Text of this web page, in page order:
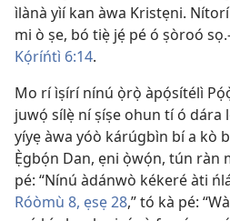
ìlànà yìí kan àwa Kristẹni.
mi ò ṣe, bó tiẹ̀ jẹ́ pé ó ṣòroó
Kọ́ríńtì 6:14.
Mo rí ìṣírí nínú ọ̀rọ̀ àpọ́sítélì
juwọ́ sílẹ̀ ní ṣíṣe ohun tí ó
yíyẹ àwa yóò kárúgbìn bí a kò
Ẹ̀gbọ́n Dan, ẹni ọ̀wọ́n, tún ràn
pé: “Nínú àdánwò kékeré àti
Róòmù 8, ẹsẹ 28,” tó kà pé: